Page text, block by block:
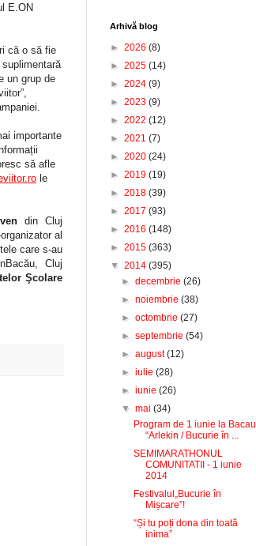
E.ON
că o să fie
un grup de
importante
să afle
le
din Cluj
al
care s-au
Cluj
Şcolare
Arhivă blog
► 2026 (8)
► 2025 (14)
► 2024 (9)
► 2023 (9)
► 2022 (12)
► 2021 (7)
► 2020 (24)
► 2019 (19)
► 2018 (39)
► 2017 (93)
► 2016 (148)
► 2015 (363)
▼ 2014 (395)
►decembrie(26)
►noiembrie(38)
►octombrie(27)
►septembrie(54)
►august(12)
►iulie(28)
►iunie(26)
▼mai(34)
Program de 1 iunie la Bacau
“Arlekin / Bucurie în ...
SEMIMARATHONUL
COMUNITATII - 1 iunie
2014
Festivalul„Bucurie în
Mișcare”!
“Și tu poți dona din toată
inima”